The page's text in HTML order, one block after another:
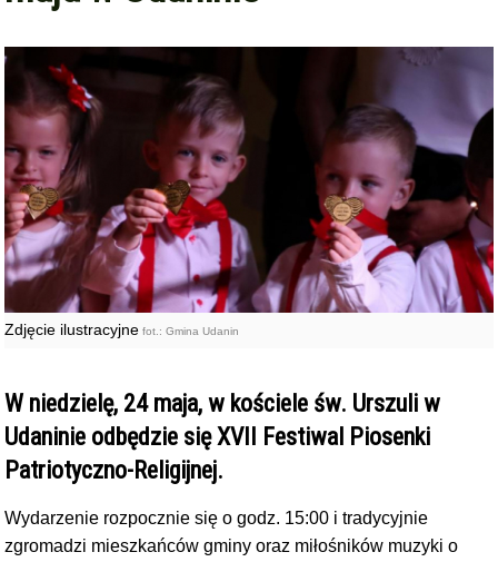
Zdjęcie ilustracyjne fot.: Gmina Udanin
W niedzielę, 24 maja, w kościele św. Urszuli w
Udaninie odbędzie się XVII Festiwal Piosenki
Patriotyczno-Religijnej.
Wydarzenie rozpocznie się o godz. 15:00 i tradycyjnie
zgromadzi mieszkańców gminy oraz miłośników muzyki o